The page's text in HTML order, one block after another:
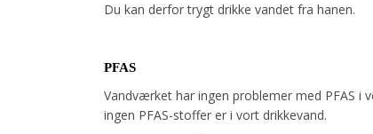
Du kan derfor trygt drikke vandet fra hanen.
PFAS
Vandværket har ingen problemer med PFAS i
ingen PFAS-stoffer er i vort drikkevand.